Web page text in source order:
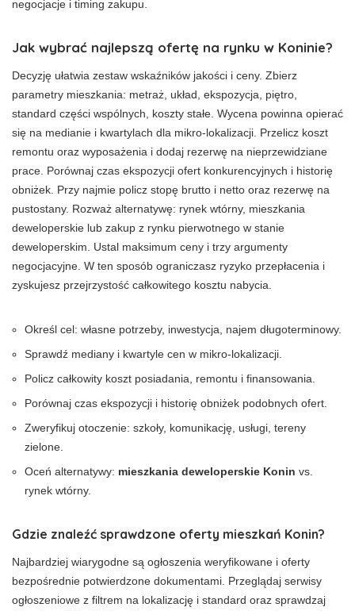
negocjacje i timing zakupu.
Jak wybrać najlepszą ofertę na rynku w Koninie?
Decyzję ułatwia zestaw wskaźników jakości i ceny. Zbierz
parametry mieszkania: metraż, układ, ekspozycja, piętro,
standard części wspólnych, koszty stałe. Wycena powinna opierać
się na medianie i kwartylach dla mikro-lokalizacji. Przelicz koszt
remontu oraz wyposażenia i dodaj rezerwę na nieprzewidziane
prace. Porównaj czas ekspozycji ofert konkurencyjnych i historię
obniżek. Przy najmie policz stopę brutto i netto oraz rezerwę na
pustostany. Rozważ alternatywę: rynek wtórny, mieszkania
deweloperskie lub zakup z rynku pierwotnego w stanie
deweloperskim. Ustal maksimum ceny i trzy argumenty
negocjacyjne. W ten sposób ograniczasz ryzyko przepłacenia i
zyskujesz przejrzystość całkowitego kosztu nabycia.
Określ cel: własne potrzeby, inwestycja, najem długoterminowy.
Sprawdź mediany i kwartyle cen w mikro-lokalizacji.
Policz całkowity koszt posiadania, remontu i finansowania.
Porównaj czas ekspozycji i historię obniżek podobnych ofert.
Zweryfikuj otoczenie: szkoły, komunikację, usługi, tereny
zielone.
Oceń alternatywy: mieszkania deweloperskie Konin vs.
rynek wtórny.
Gdzie znaleźć sprawdzone oferty mieszkań Konin?
Najbardziej wiarygodne są ogłoszenia weryfikowane i oferty
bezpośrednie potwierdzone dokumentami. Przeglądaj serwisy
ogłoszeniowe z filtrem na lokalizację i standard oraz sprawdzaj